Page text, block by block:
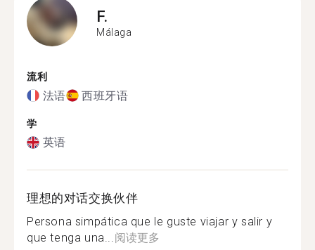
F.
Málaga
流利
法语 西班牙语
学
英语
理想的对话交换伙伴
Persona simpática que le guste viajar y salir y
que tenga una...阅读更多